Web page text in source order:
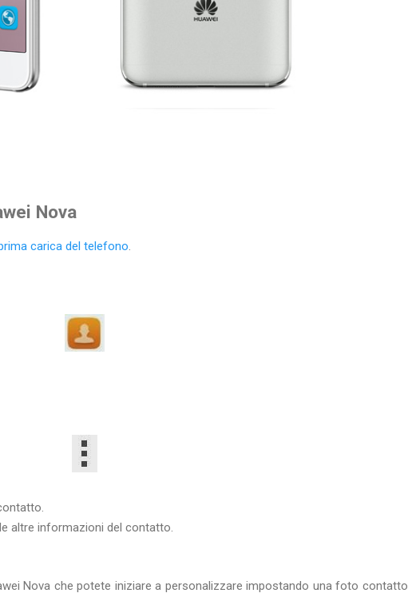
Nova
carica del telefono.
altre informazioni del contatto.
Nova che potete iniziare a personalizzare impostando una foto contatto